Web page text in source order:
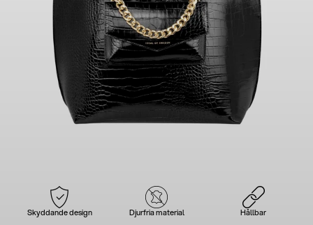
Skyddande design Djurfria material Hållbar